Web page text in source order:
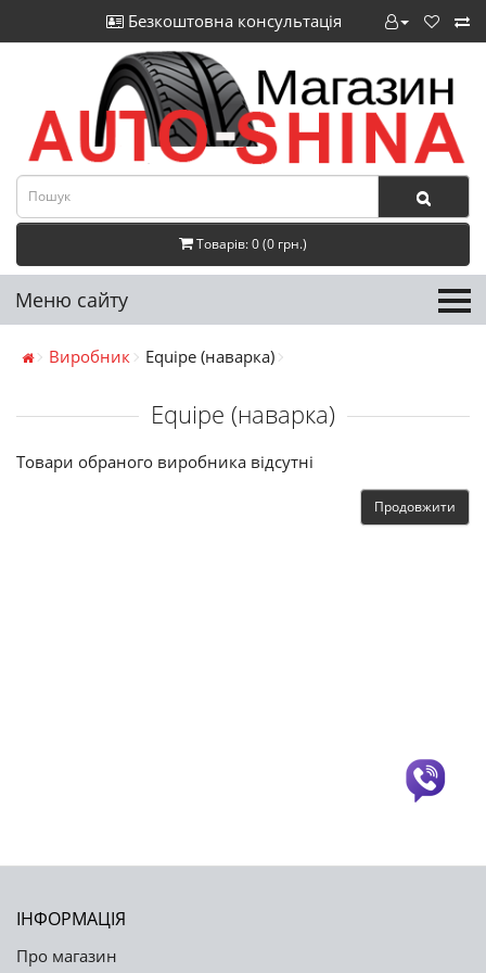
Безкоштовна консультація
Товарів: 0 (0 грн.)
Меню сайту
Виробник Equipe (наварка)
Equipe (наварка)
Товари обраного виробника відсутні
Продовжити
ІНФОРМАЦІЯ
Про магазин